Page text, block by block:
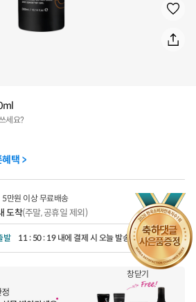
창닫기
세요?
택 >
5만원 이상 무료배송
도착(주말, 공휴일 제외)
발 11 : 50 : 16 내에 결제 시 오늘 발송됩니다.